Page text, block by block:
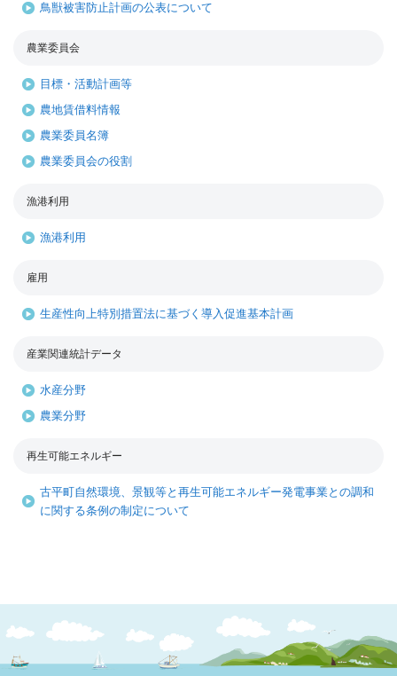
鳥獣被害防止計画の公表について
農業委員会
目標・活動計画等
農地賃借料情報
農業委員名簿
農業委員会の役割
漁港利用
漁港利用
雇用
生産性向上特別措置法に基づく導入促進基本計画
産業関連統計データ
水産分野
農業分野
再生可能エネルギー
古平町自然環境、景観等と再生可能エネルギー発電事業との調和
に関する条例の制定について